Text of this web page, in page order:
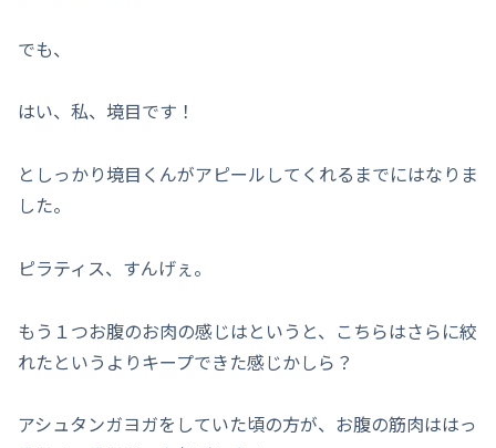
でも、
はい、私、境目です！
としっかり境目くんがアピールしてくれるまでにはなりま
した。
ピラティス、すんげぇ。
もう１つお腹のお肉の感じはというと、こちらはさらに絞
れたというよりキープできた感じかしら？
アシュタンガヨガをしていた頃の方が、お腹の筋肉ははっ